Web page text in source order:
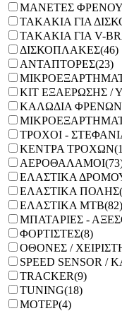
ΜΑΝΕΤΕΣ ΦΡΕΝΟΥ
ΤΑΚΑΚΙΑ ΓΙΑ
ΤΑΚΑΚΙΑ ΓΙΑ V-
ΔΙΣΚΟΠΛΑΚΕΣ(46)
ΑΝΤΑΠΤΟΡΕΣ(23)
KIT ΕΞΑΕΡΩΣΗΣ /
ΚΑΛΩΔΙΑ ΦΡΕΝΩΝ
ΤΡΟΧΟΙ -
ΚΕΝΤΡΑ ΤΡΟΧΩΝ
ΑΕΡΟΘΑΛΑΜΟΙ
ΕΛΑΣΤΙΚΑ
ΕΛΑΣΤΙΚΑ ΠΟΛΗΣ
ΕΛΑΣΤΙΚΑ ΜΤΒ(82)
ΜΠΑΤΑΡΙΕΣ -
ΦΟΡΤΙΣΤΕΣ(8)
ΟΘΟΝΕΣ /
SPEED SENSOR /
TRACKER(9)
TUNING(18)
ΜΟΤΕΡ(4)